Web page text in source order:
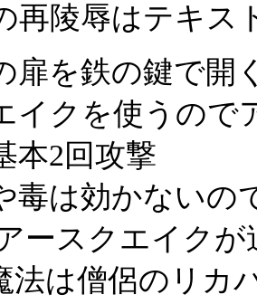
再陵辱はテキス
扉を鉄の鍵で開
イクを使うので
本2回攻撃
毒は効かないの
ースクエイクが
法は僧侶のリカ